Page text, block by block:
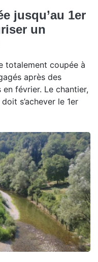
jusqu’au 1er
un
totalement coupée à
après des
février. Le chantier,
s’achever le 1er